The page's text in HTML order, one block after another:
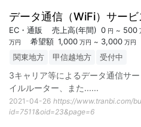
データ通信（WiFi）サービ
EC・通販 売上高(年間) 0 円 ~ 500
万円 希望額 1,000 万円 ~ 3,000 万円
関東地方 甲信越地方 受付中
3キャリア等によるデータ通信サ
イルルーター、また......
2021-04-26 https://www.tranbi.com/
id=7511&oid=23&page=6